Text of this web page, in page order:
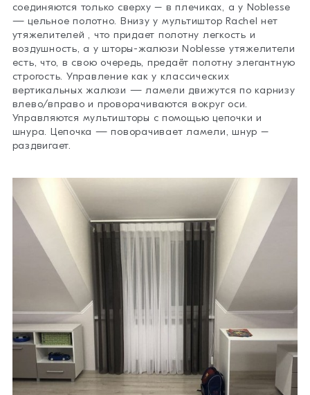
соединяются только сверху – в плечиках, а у Noblesse
— цельное полотно. Внизу у мультиштор Rachel нет
утяжелителей , что придает полотну легкость и
воздушность, а у шторы-жалюзи Noblesse утяжелители
есть, что, в свою очередь, предаёт полотну элегантную
строгость. Управление как у классических
вертикальных жалюзи — ламели движутся по карнизу
влево/вправо и проворачиваются вокруг оси.
Управляются мультишторы с помощью цепочки и
шнура. Цепочка — поворачивает ламели, шнур –
раздвигает.